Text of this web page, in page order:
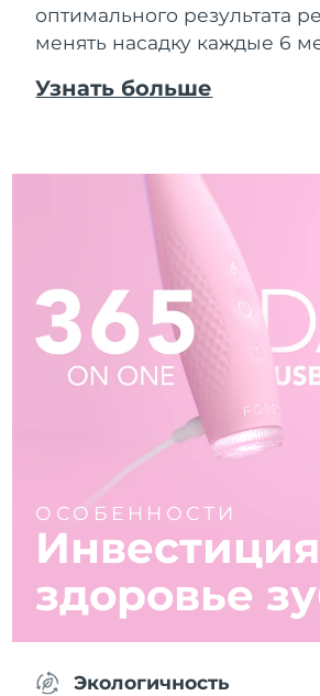
оптимального результата
менять насадку каждые 6
Узнать больше
ОСОБЕННОСТИ
здоровье
Экологичность